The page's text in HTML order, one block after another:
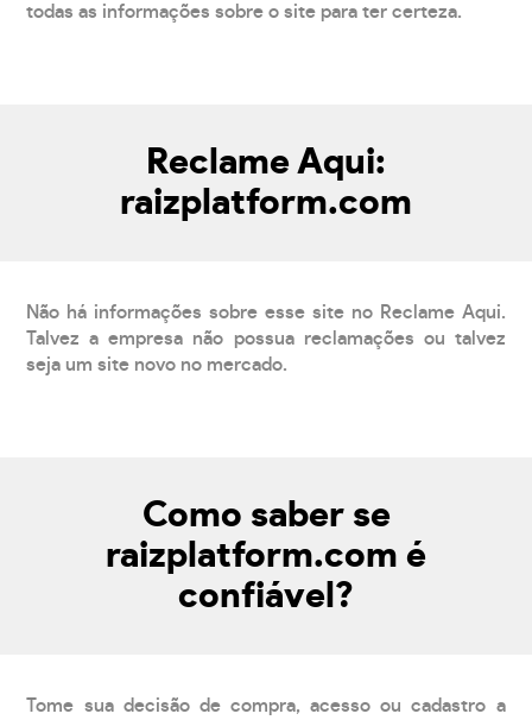
todas as informações sobre o site para ter certeza.
Reclame Aqui:
raizplatform.com
Não há informações sobre esse site no Reclame Aqui.
Talvez a empresa não possua reclamações ou talvez
seja um site novo no mercado.
Como saber se
raizplatform.com é
confiável?
Tome sua decisão de compra, acesso ou cadastro a